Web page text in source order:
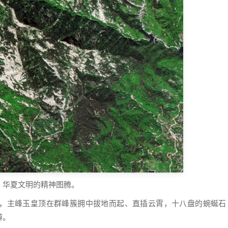
夏文明的精神图腾。
主峰玉皇顶在群峰簇拥中拔地而起、直插云霄，十八盘的蜿蜒石